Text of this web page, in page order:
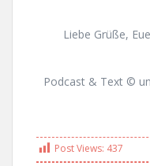
Liebe Grüße,
Podcast & Text ©
Post Views: 437